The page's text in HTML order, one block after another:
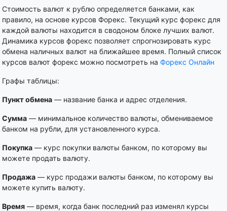
Стоимость валют к рублю определяется банками, как
правило, на основе курсов Форекс. Текущий курс форекс для
каждой валюты находится в сводоном блоке лучших валют.
Динамика курсов форекс позволяет спрогнозировать курс
обмена наличных валют на ближайшее время. Полный список
курсов валют форекс можно посмотреть на Форекс Онлайн
Графы таблицы:
Пункт обмена — название банка и адрес отделения.
Сумма — минимальное количество валюты, обмениваемое
банком на рубли, для установленного курса.
Покупка — курс покупки валюты банком, по которому вы
можете продать валюту.
Продажа — курс продажи валюты банком, по которому вы
можете купить валюту.
Время — время, когда банк последний раз изменял курсы